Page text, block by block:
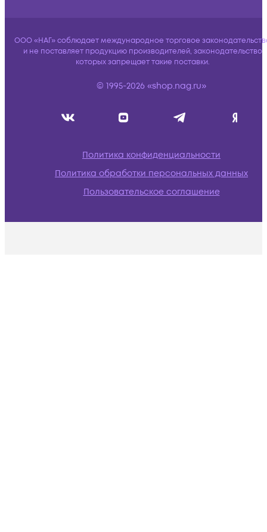
ООО «НАГ» соблюдает международное торговое
и не поставляет продукцию производителей, законодательство
которых запрещает такие поставки.
© 1995-2026 «shop.nag.ru»
Политика конфиденциальности
Политика обработки персональных данных
Пользовательское соглашение